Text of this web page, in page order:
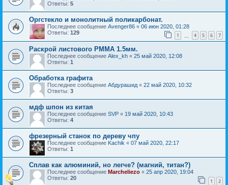
Ответы: 5
Оргстекло и монолитный поликарбонат.
Последнее сообщение Avenger86 « 06 июн 2020, 01:28
Ответы: 129 1 4 5 6 7
Раскрой листового РММА 1.5мм.
Последнее сообщение Alex_kh « 25 май 2020, 12:08
Ответы: 1
Обработка графита
Последнее сообщение Абдурашид « 22 май 2020, 10:32
Ответы: 3
мдф шпон из китая
Последнее сообщение SVP « 19 май 2020, 10:43
Ответы: 4
фрезерный станок по дереву чпу
Последнее сообщение Kachik « 07 май 2020, 22:17
Ответы: 1
Сплав как алюминий, но легче? (магний, титан?)
Последнее сообщение Marcheliezo « 25 апр 2020, 19:04
Ответы: 20 1 2